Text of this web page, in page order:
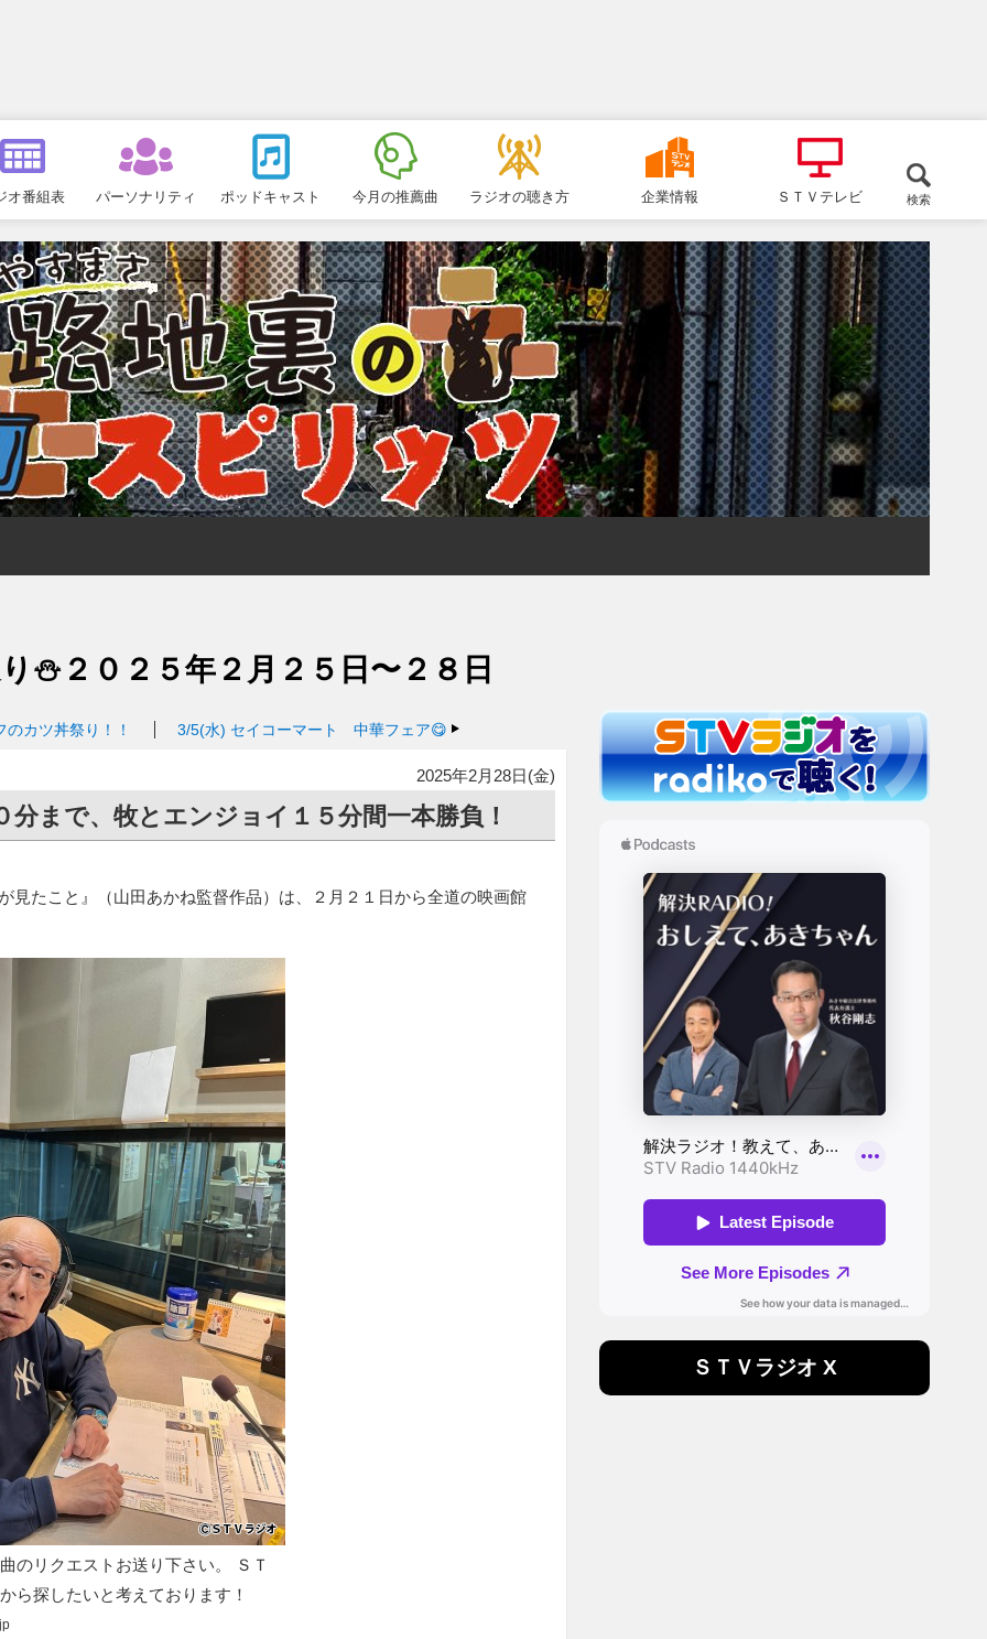
オ番組表 パーソナリティ ポッドキャスト 今月の推薦曲 ラジオの聴き方 企業情報 ＳＴＶテレビ 検索
⛄２０２５年２月２５日〜２８日
カツ丼祭り！！ 3/5(水) セイコーマート 中華フェア😋
2025年2月28日(金)
まで、牧とエンジョイ１５分間一本勝負！
見たこと』（山田あかね監督作品）は、２月２１日から全道の映画館
のリクエストお送り下さい。 ＳＴ
ら探したいと考えております！
ＳＴＶラジオ X